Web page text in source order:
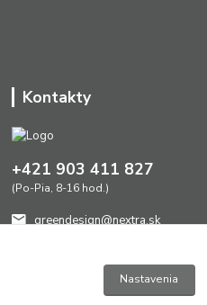
Kontakty
+421 903 411 827
(Po-Pia, 8-16 hod.)
greendesign@nextra.sk
Nastavenia